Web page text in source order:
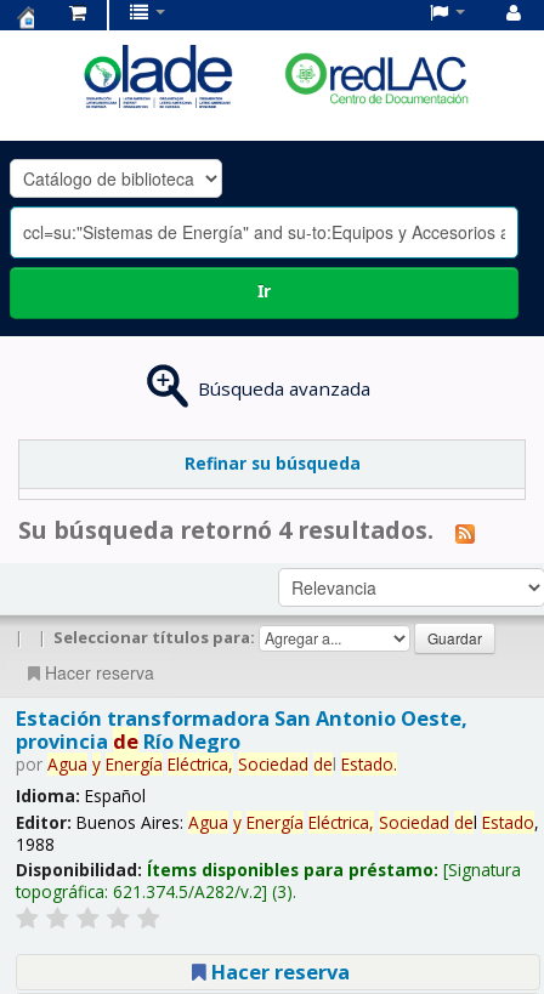
OLADE
-
Ir
Búsqueda avanzada
Refinar su búsqueda
Su búsqueda retornó 4 resultados.
| | Seleccionar títulos para:
Hacer reserva
Estación transformadora San Antonio Oeste,
provincia deRío Negro
por Agua y Energía Eléctrica, Sociedad del Estado.
Idioma: Español
Editor: Buenos Aires: Agua y Energía Eléctrica, Sociedad del Estado,
1988
Disponibilidad: Ítems disponibles para préstamo: Signatura
topográfica: 621.374.5/A282/v.2 (3).
Hacer reserva